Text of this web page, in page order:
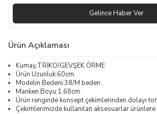
Gelince Haber Ver
Ürün Açıklaması
Kumaş:TRİKO/GEVŞEK ÖRME
Ürün Uzunluk:60cm.
Modelin Bedeni:38/M beden.
Manken Boyu:1.68cm.
Ürün renginde konsept çekimlerinden dolayı
Çekimlerimizde kullanılan aksesuarlar